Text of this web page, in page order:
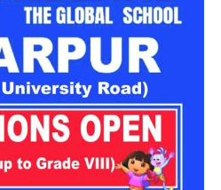
अब ऐसा इंफ्रास्ट्रक्चर तैयार
रहने वाले लोगों को संस्थागत माहौल
मिल सके।
जैसा माहौल
छोटे घर विकसित किए जाएंगे। यहां
रखा जाएगा। योजना के मुताबिक, एक
और एक किशोरी को शामिल किया